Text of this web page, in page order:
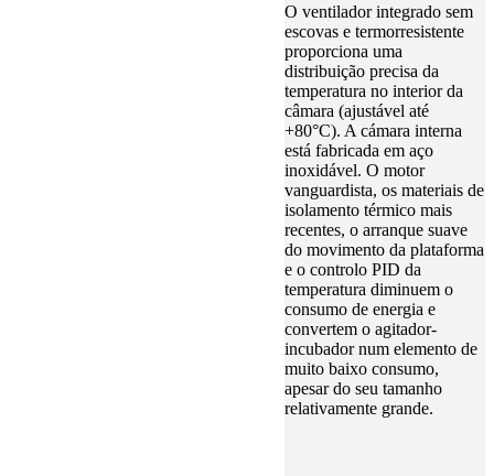
O ventilador integrado sem
escovas e termorresistente
proporciona uma
distribuição precisa da
temperatura no interior da
câmara (ajustável até
+80°C). A cámara interna
está fabricada em aço
inoxidável. O motor
vanguardista, os materiais de
isolamento térmico mais
recentes, o arranque suave
do movimento da plataforma
e o controlo PID da
temperatura diminuem o
consumo de energia e
convertem o agitador-
incubador num elemento de
muito baixo consumo,
apesar do seu tamanho
relativamente grande.